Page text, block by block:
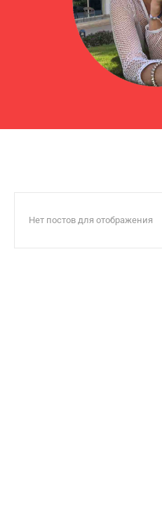
Нет постов для отображения